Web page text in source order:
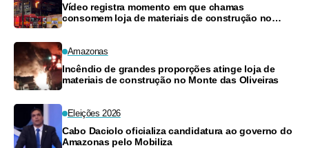
Vídeo registra momento em que chamas
consomem loja de materiais de construção no
Amazonas
Incêndio de grandes proporções atinge loja de
materiais de construção no Monte das Oliveiras
Eleições 2026
Cabo Daciolo oficializa candidatura ao governo do
Amazonas pelo Mobiliza